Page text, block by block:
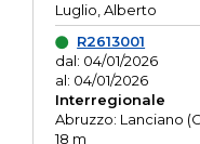
Luglio, Alberto
R2613001
dal: 04/01/2026
al: 04/01/2026
Interregionale
Abruzzo: Lanciano
18 m